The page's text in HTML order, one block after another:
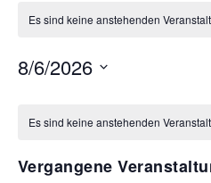
Es sind keine anstehenden
8/6/2026
VON
VERANSTALTUNGEN
Es sind keine anstehenden
Vergangene